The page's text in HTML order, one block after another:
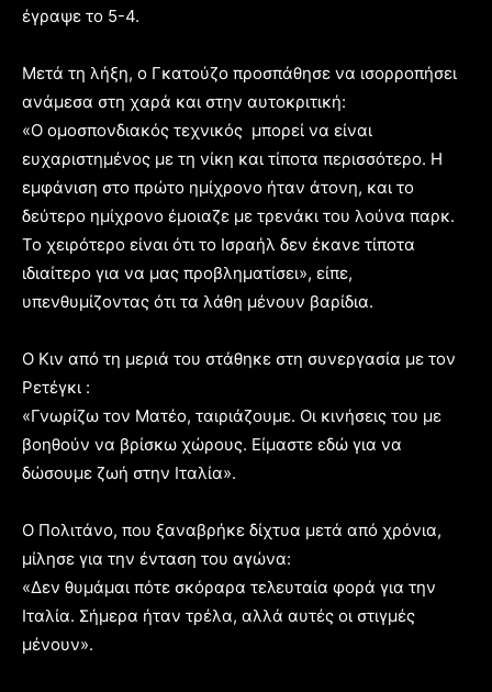
έγραψε το 5-4.
Μετά τη λήξη, ο Γκατούζο προσπάθησε να ισορροπήσει
ανάμεσα στη χαρά και στην αυτοκριτική:
«Ο ομοσπονδιακός τεχνικός μπορεί να είναι
ευχαριστημένος με τη νίκη και τίποτα περισσότερο. Η
εμφάνιση στο πρώτο ημίχρονο ήταν άτονη, και το
δεύτερο ημίχρονο έμοιαζε με τρενάκι του λούνα παρκ.
Το χειρότερο είναι ότι το Ισραήλ δεν έκανε τίποτα
ιδιαίτερο για να μας προβληματίσει», είπε,
υπενθυμίζοντας ότι τα λάθη μένουν βαρίδια.
Ο Κιν από τη μεριά του στάθηκε στη συνεργασία με τον
Ρετέγκι :
«Γνωρίζω τον Ματέο, ταιριάζουμε. Οι κινήσεις του με
βοηθούν να βρίσκω χώρους. Είμαστε εδώ για να
δώσουμε ζωή στην Ιταλία».
Ο Πολιτάνο, που ξαναβρήκε δίχτυα μετά από χρόνια,
μίλησε για την ένταση του αγώνα:
«Δεν θυμάμαι πότε σκόραρα τελευταία φορά για την
Ιταλία. Σήμερα ήταν τρέλα, αλλά αυτές οι στιγμές
μένουν».